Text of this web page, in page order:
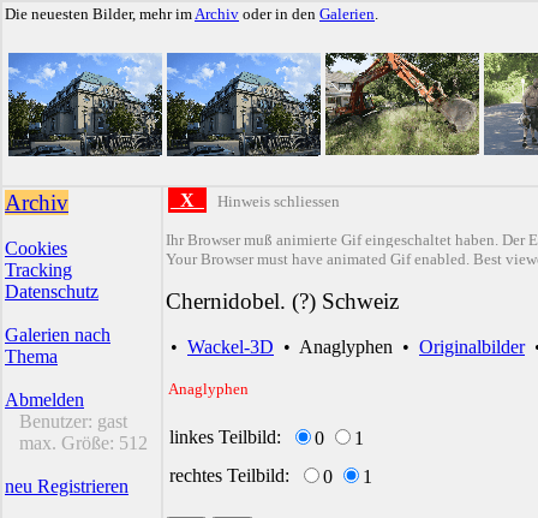
Die neuesten Bilder, mehr imArchiv oder in den Galerien.
Archiv
Cookies
Tracking
Datenschutz
Galerien nach
Thema
Abmelden
Benutzer: gast
max. Größe: 512
neu Registrieren
X Hinweis schliessen
Ihr Browser muß animierte Gif eingeschaltet haben. Der
Your Browser must have animated Gif enabled. Best
Chernidobel. (?) Schweiz
• Wackel-3D • Anaglyphen • Originalbilder
Anaglyphen
linkes Teilbild: 0
1
rechtes Teilbild:
0 1